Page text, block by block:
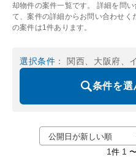
却物件の案件一覧です。 詳細を問
て、案件の詳細からお問い合わせく
の案件は1件あります。
選択条件 ： 関西、大阪府、
条件を選
1 件 1